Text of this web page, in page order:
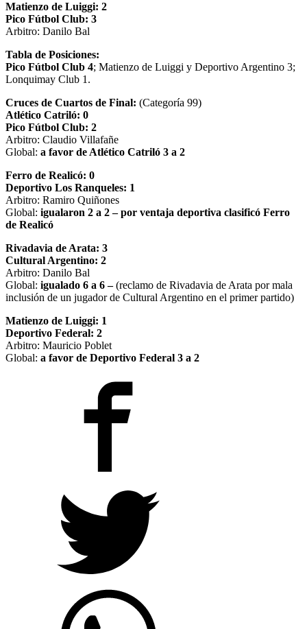
Matienzo de Luiggi: 2
Pico Fútbol Club: 3
Arbitro: Danilo Bal
Tabla de Posiciones:
Pico Fútbol Club 4; Matienzo de Luiggi y Deportivo Argentino 3;
Lonquimay Club 1.
Cruces de Cuartos de Final: (Categoría 99)
Atlético Catriló: 0
Pico Fútbol Club: 2
Arbitro: Claudio Villafañe
Global: a favor de Atlético Catriló 3 a 2
Ferro de Realicó: 0
Deportivo Los Ranqueles: 1
Arbitro: Ramiro Quiñones
Global: igualaron 2 a 2 – por ventaja deportiva clasificó Ferro
de Realicó
Rivadavia de Arata: 3
Cultural Argentino: 2
Arbitro: Danilo Bal
Global: igualado 6 a 6 –(reclamo de Rivadavia de Arata por mala
inclusión de un jugador de Cultural Argentino en el primer partido)
Matienzo de Luiggi: 1
Deportivo Federal: 2
Arbitro: Mauricio Poblet
Global: a favor de Deportivo Federal 3 a 2